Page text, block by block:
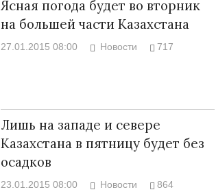
Ясная погода будет во вторник
на большей части Казахстана
27.01.2015 08:00 Новости 717
Лишь на западе и севере
Казахстана в пятницу будет без
осадков
23.01.2015 08:00 Новости 864